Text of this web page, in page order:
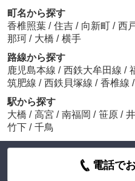
町名から探す
香椎照葉 / 住吉 / 向新町 / 西
那珂 / 大橋 / 横手
路線から探す
鹿児島本線 / 西鉄大牟田線 /
筑肥線 / 西鉄貝塚線 / 香椎線 /
駅から探す
大橋 / 高宮 / 南福岡 / 笹原 /
竹下 / 千鳥
電話で